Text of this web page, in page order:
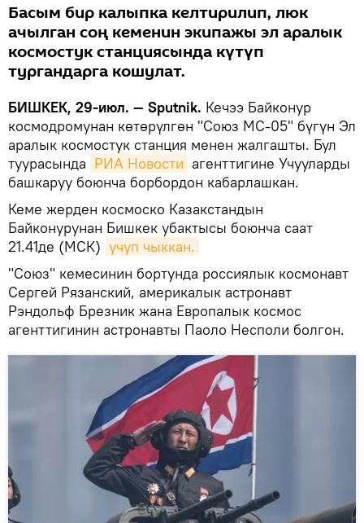
Басым бир калыпка келтирилип, люк
ачылган соң кеменин экипажы эл аралык
космостук станциясында күтүп
тургандарга кошулат.
БИШКЕК, 29-июл. — Sputnik. Кечээ Байконур
космодромунан көтөрүлгөн "Союз МС-05" бүгүн Эл
аралык космостук станция менен жалгашты. Бул
туурасында РИА Новости агенттигине Учууларды
башкаруу боюнча борбордон кабарлашкан.
Кеме жерден космоско Казакстандын
Байконурунан Бишкек убактысы боюнча саат
21.41де (МСК) учуп чыккан.
"Союз" кемесинин бортунда россиялык космонавт
Сергей Рязанский, америкалык астронавт
Рэндольф Брезник жана Европалык космос
агенттигинин астронавты Паоло Несполи болгон.